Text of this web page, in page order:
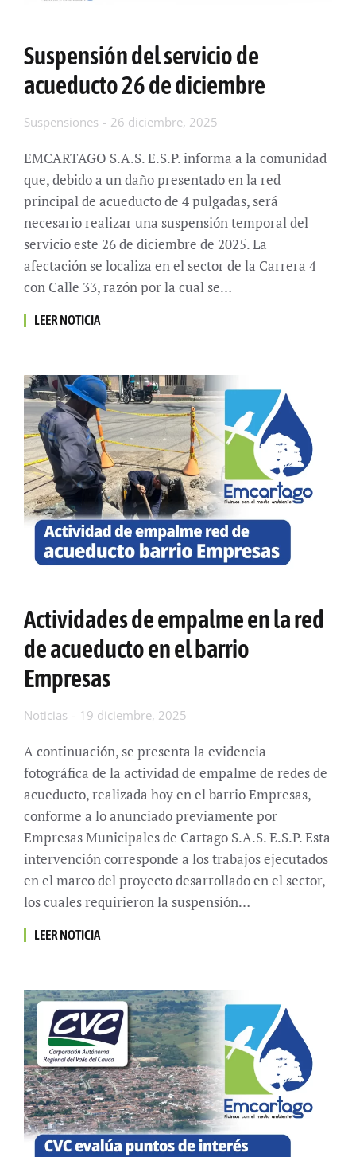
Suspensión del servicio de
acueducto 26 de diciembre
Suspensiones 26 diciembre, 2025
EMCARTAGO S.A.S. E.S.P. informa a la comunidad
que, debido a un daño presentado en la red
principal de acueducto de 4 pulgadas, será
necesario realizar una suspensión temporal del
servicio este 26 de diciembre de 2025. La
afectación se localiza en el sector de la Carrera 4
con Calle 33, razón por la cual se…
LEER NOTICIA
Actividades de empalme en la red
de acueducto en el barrio
Empresas
Noticias 19 diciembre, 2025
A continuación, se presenta la evidencia
fotográfica de la actividad de empalme de redes de
acueducto, realizada hoy en el barrio Empresas,
conforme a lo anunciado previamente por
Empresas Municipales de Cartago S.A.S. E.S.P. Esta
intervención corresponde a los trabajos ejecutados
en el marco del proyecto desarrollado en el sector,
los cuales requirieron la suspensión…
LEER NOTICIA